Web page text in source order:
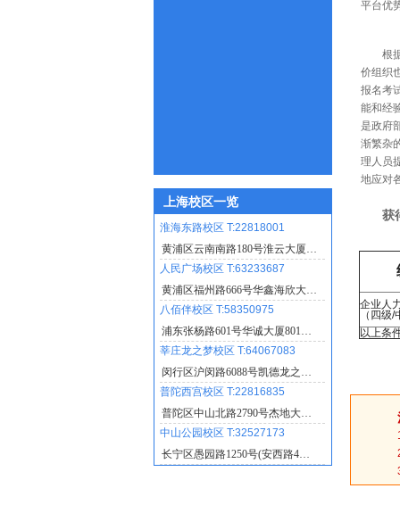
上海校区一览
淮海东路校区 T:22818001
黄浦区云南南路180号淮云大厦…
人民广场校区 T:63233687
黄浦区福州路666号华鑫海欣大…
八佰伴校区 T:58350975
浦东张杨路601号华诚大厦801…
莘庄龙之梦校区 T:64067083
闵行区沪闵路6088号凯德龙之…
普陀西宫校区 T:22816835
普陀区中山北路2790号杰地大…
中山公园校区 T:32527173
长宁区愚园路1250号(安西路4…
平台优
根
价组织
报名考
能和经
是政府
渐繁杂
理人员
地应对
获
企业人
（四级/
以上条